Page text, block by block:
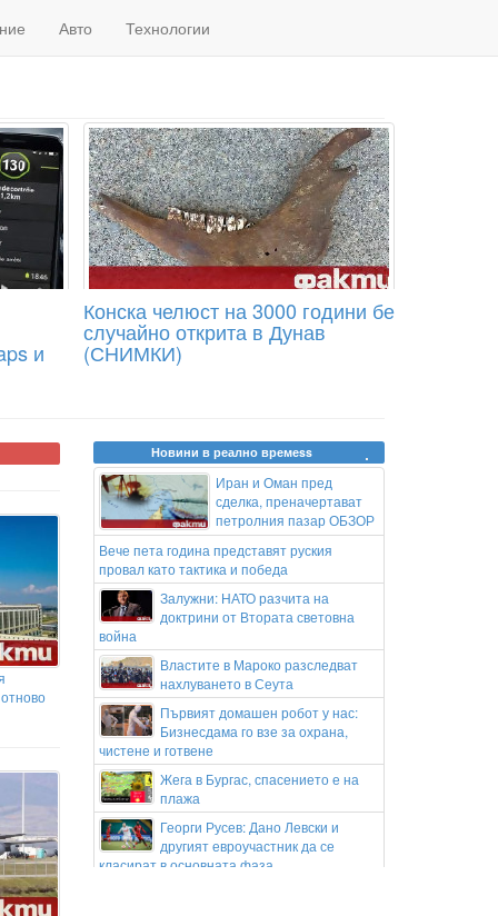
Авто Технологии
и
Конска челюст на 3000 години бе
случайно открита в Дунав
(СНИМКИ)
Новини в реално времеss
Иран и Оман пред
сделка, преначертават
петролния пазар ОБЗОР
Вече пета година представят руския
провал като тактика и победа
Залужни: НАТО разчита на
доктрини от Втората световна
война
Властите в Мароко разследват
нахлуването в Сеута
Първият домашен робот у нас:
Бизнесдама го взе за охрана,
чистене и готвене
Жега в Бургас, спасението е на
плажа
Георги Русев: Дано Левски и
другият евроучастник да се
класират в основната фаза